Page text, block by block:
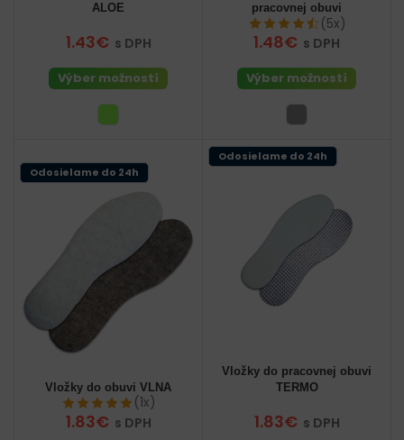
ALOE
1.43€ s DPH
Výber možností
pracovnej obuvi
(5x)
1.48€ s DPH
Výber možností
Odosielame do 24h
Vložky do obuvi VLNA
(1x)
1.83€ s DPH
Odosielame do 24h
Vložky do pracovnej obuvi
TERMO
1.83€ s DPH